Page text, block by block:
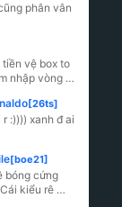
phân vân
tiền vệ box to
nhập vòng
[26ts]
:)))) xanh đ ai
[boe21]
bóng cứng
kiểu rê